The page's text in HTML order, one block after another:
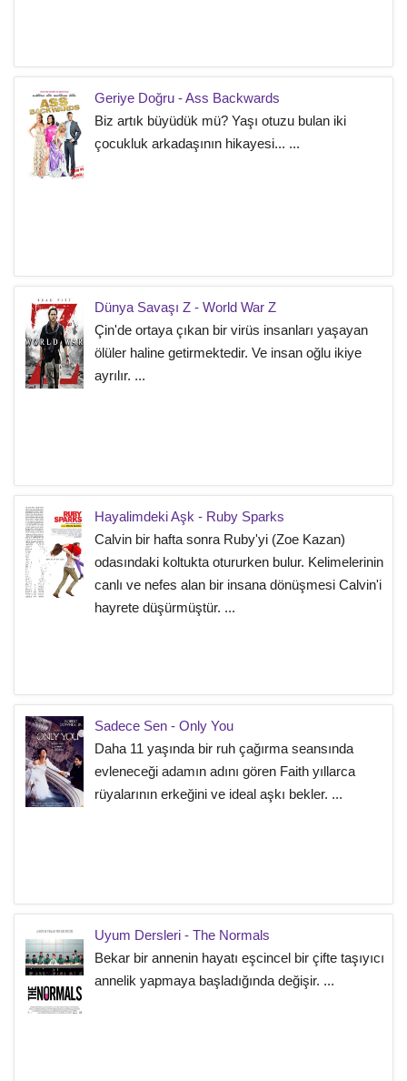
Geriye Doğru - Ass Backwards
Biz artık büyüdük mü? Yaşı otuzu bulan iki
çocukluk arkadaşının hikayesi... ...
Dünya Savaşı Z - World War Z
Çin'de ortaya çıkan bir virüs insanları yaşayan
ölüler haline getirmektedir. Ve insan oğlu ikiye
ayrılır. ...
Hayalimdeki Aşk - Ruby Sparks
Calvin bir hafta sonra Ruby'yi (Zoe Kazan)
odasındaki koltukta otururken bulur. Kelimelerinin
canlı ve nefes alan bir insana dönüşmesi Calvin'i
hayrete düşürmüştür. ...
Sadece Sen - Only You
Daha 11 yaşında bir ruh çağırma seansında
evleneceği adamın adını gören Faith yıllarca
rüyalarının erkeğini ve ideal aşkı bekler. ...
Uyum Dersleri - The Normals
Bekar bir annenin hayatı eşcincel bir çifte taşıyıcı
annelik yapmaya başladığında değişir. ...